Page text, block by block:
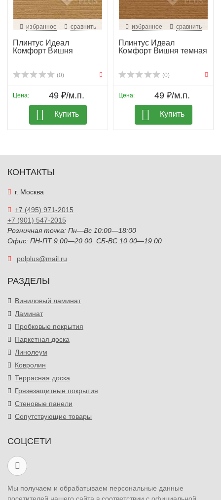
избранное сравнить
Плинтус Идеал
Комфорт Вишня
(0)
Цена: 49 ₽/м.п.
Купить
избранное сравнить
Плинтус Идеал
Комфорт Вишня темная
(0)
Цена: 49 ₽/м.п.
Купить
КОНТАКТЫ
г. Москва
+7 (495) 971-2015
+7 (901) 547-2015
Розничная точка: Пн—Вс 10:00—18:00
Офис: ПН-ПТ 9.00—20.00, СБ-ВС 10.00—19.00
polplus@mail.ru
РАЗДЕЛЫ
Виниловый ламинат
Ламинат
Пробковые покрытия
Паркетная доска
Линолеум
Ковролин
Террасная доска
Грязезащитные покрытия
Стеновые панели
Сопутствующие товары
СОЦСЕТИ
Мы получаем и обрабатываем персональные данные